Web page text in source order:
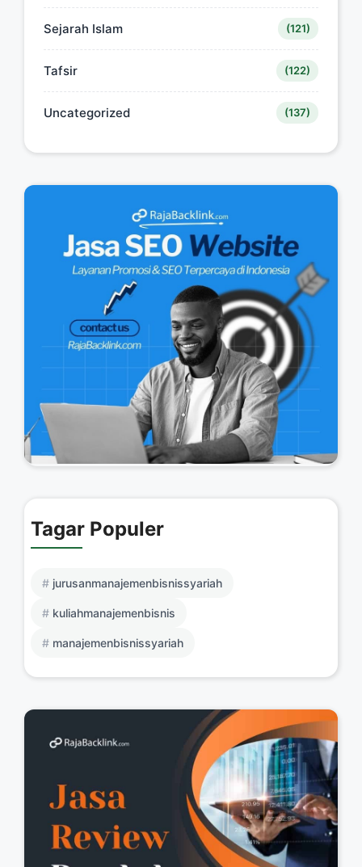
Sejarah Islam (121)
Tafsir (122)
Uncategorized (137)
Tagar Populer
jurusanmanajemenbisnissyariah
kuliahmanajemenbisnis
manajemenbisnissyariah